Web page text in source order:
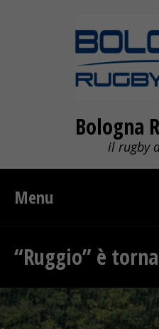
Bologna
il rugby
Menu
“Ruggio” è